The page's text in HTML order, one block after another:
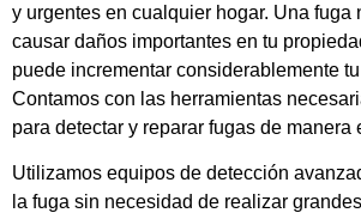
y urgentes en cualquier hogar. Una fuga
causar daños importantes en tu
puede incrementar considerablemente
Contamos con las herramientas
para detectar y reparar fugas de manera
Utilizamos equipos de detección
la fuga sin necesidad de realizar